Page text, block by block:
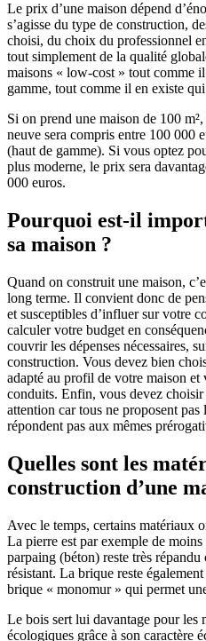
Le prix d’une maison dépend
s’agisse du type de construction,
choisi, du choix du professionnel
tout simplement de la qualité
maisons « low-cost » tout comme
gamme, tout comme il en existe
Si on prend une maison de 100
neuve sera compris entre 100 000
(haut de gamme). Si vous optez
plus moderne, le prix sera
000 euros.
Pourquoi est-il
sa maison ?
Quand on construit une maison,
long terme. Il convient donc de
et susceptibles d’influer sur votre
calculer votre budget en
couvrir les dépenses nécessaires,
construction. Vous devez bien
adapté au profil de votre maison et
conduits. Enfin, vous devez
attention car tous ne proposent pas
répondent pas aux mêmes
Quelles sont les
construction d’une
Avec le temps, certains matériaux
La pierre est par exemple de
parpaing (béton) reste très
résistant. La brique reste
brique « monomur » qui permet
Le bois sert lui davantage pour les
écologiques grâce à son caractère